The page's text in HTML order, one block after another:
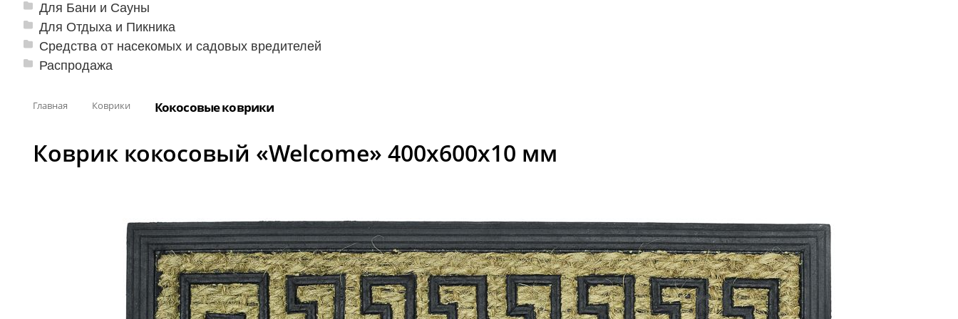
Для Бани и Сауны
Для Отдыха и Пикника
Средства от насекомых и садовых вредителей
Распродажа
Главная Коврики Кокосовые коврики
Коврик кокосовый «Welcome» 400x600x10 мм